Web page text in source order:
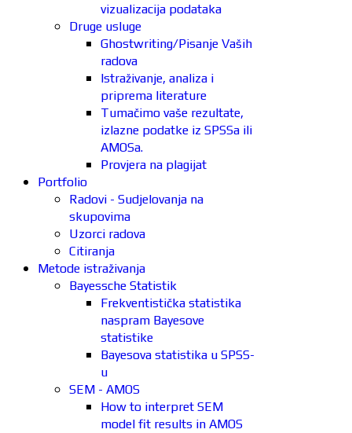
vizualizacija podataka
Druge usluge
Ghostwriting/Pisanje Vaših
radova
Istraživanje, analiza i
priprema literature
Tumačimo vaše rezultate,
izlazne podatke iz SPSSa ili
AMOSa.
Provjera na plagijat
Portfolio
Radovi - Sudjelovanja na
skupovima
Uzorci radova
Citiranja
Metode istraživanja
Bayessche Statistik
Frekventistička statistika
naspram Bayesove
statistike
Bayesova statistika u SPSS-
u
SEM - AMOS
How to interpret SEM
model fit results in AMOS